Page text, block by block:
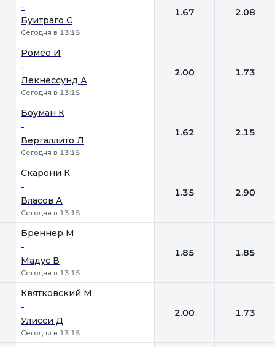
-
Буитраго С
Сегодня в 13:15
1.67 2.08
Ромео И
-
Лекнессунд А
Сегодня в 13:15
2.00 1.73
Боуман К
-
Вергаллито Л
Сегодня в 13:15
1.62 2.15
Скарони К
-
Власов А
Сегодня в 13:15
1.35 2.90
Бреннер М
-
Мадус В
Сегодня в 13:15
1.85 1.85
Квятковский М
-
Улисси Д
Сегодня в 13:15
2.00 1.73